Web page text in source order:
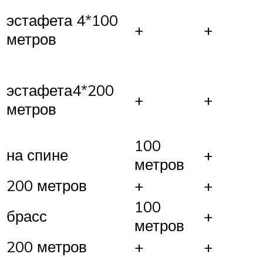
эстафета 4*100
метров
+ +
эстафета4*200
метров
+ +
на спине
100
метров
+
200 метров
+
+
брасс
100
метров
+
200 метров
+ +